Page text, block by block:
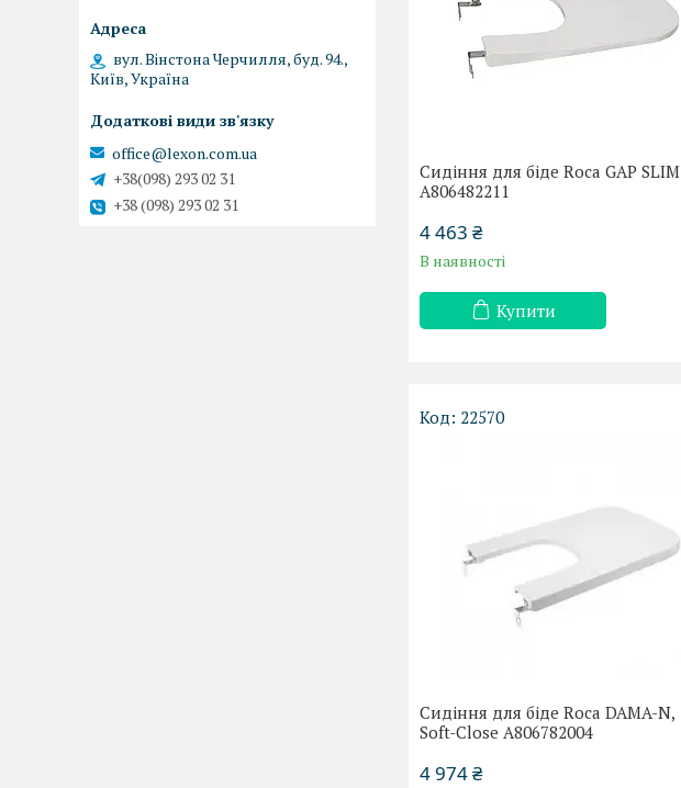
Сидіння для біде Roca GAP SLIM
A806482211
4 463 ₴
В наявності
Купити
22570
Сидіння для біде Roca DAMA-N,
Soft-Close A806782004
4 974 ₴
вул. Вінстона Черчилля, буд. 94.,
Київ, Україна
office@lexon.com.ua
+38(098) 293 02 31
+38 (098) 293 02 31